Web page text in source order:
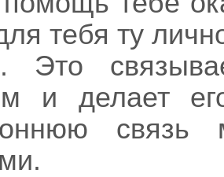
тебя ту
Это
и делает